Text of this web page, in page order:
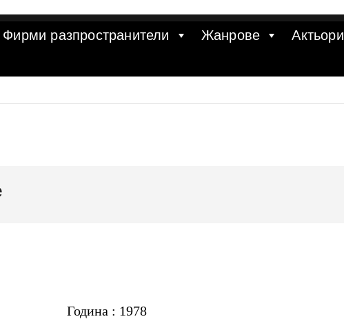
Фирми разпространители Жанрове Актьори
Година : 1978